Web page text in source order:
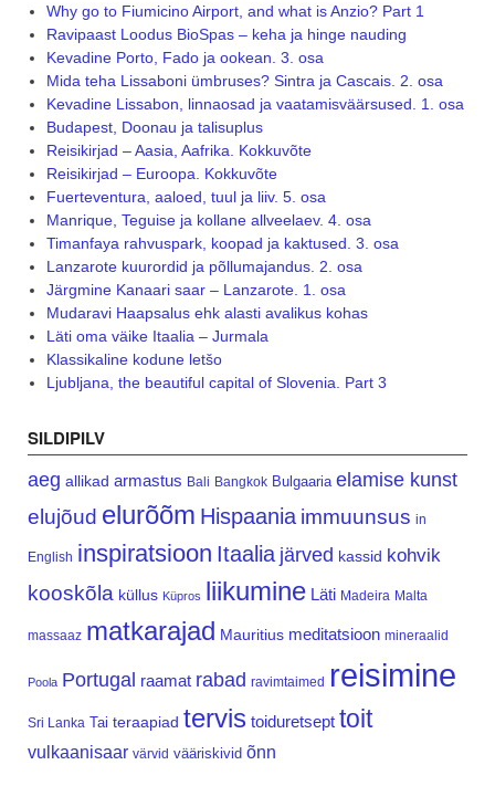
Why go to Fiumicino Airport, and what is Anzio? Part 1
Ravipaast Loodus BioSpas – keha ja hinge nauding
Kevadine Porto, Fado ja ookean. 3. osa
Mida teha Lissaboni ümbruses? Sintra ja Cascais. 2. osa
Kevadine Lissabon, linnaosad ja vaatamisväärsused. 1. osa
Budapest, Doonau ja talisuplus
Reisikirjad – Aasia, Aafrika. Kokkuvõte
Reisikirjad – Euroopa. Kokkuvõte
Fuerteventura, aaloed, tuul ja liiv. 5. osa
Manrique, Teguise ja kollane allveelaev. 4. osa
Timanfaya rahvuspark, koopad ja kaktused. 3. osa
Lanzarote kuurordid ja põllumajandus. 2. osa
Järgmine Kanaari saar – Lanzarote. 1. osa
Mudaravi Haapsalus ehk alasti avalikus kohas
Läti oma väike Itaalia – Jurmala
Klassikaline kodune letšo
Ljubljana, the beautiful capital of Slovenia. Part 3
SILDIPILV
aeg allikad armastus Bali Bangkok Bulgaaria elamise kunst
elujõud elurõõm Hispaania immuunsus in
English inspiratsioon Itaalia järved kassid kohvik
kooskõla küllus Küpros liikumine Läti Madeira Malta
massaaz matkarajad Mauritius meditatsioon mineraalid
Poola Portugal raamat rabad ravimtaimed reisimine
Sri Lanka Tai teraapiad tervis toiduretsept toit
vulkaanisaar värvid vääriskivid õnn